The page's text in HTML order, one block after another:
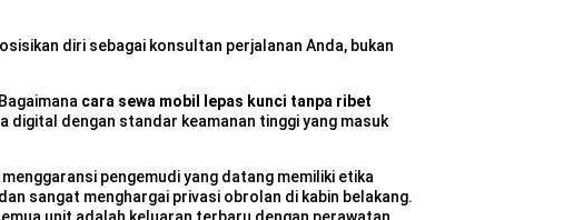
diri sebagai konsultan perjalanan Anda, bukan
cara sewa mobil lepas kunci tanpa ribet
digital dengan standar keamanan tinggi yang masuk
menggaransi pengemudi yang datang memiliki etika
sangat menghargai privasi obrolan di kabin belakang.